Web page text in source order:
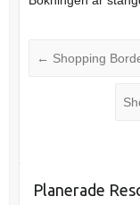
← Shopping
Planerade